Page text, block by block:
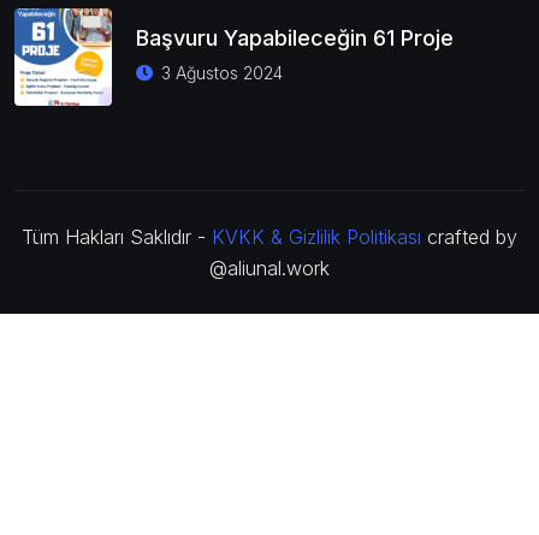
Başvuru Yapabileceğin 61 Proje
3 Ağustos 2024
Tüm Hakları Saklıdır - KVKK & Gizlilik Politikası crafted by
@aliunal.work